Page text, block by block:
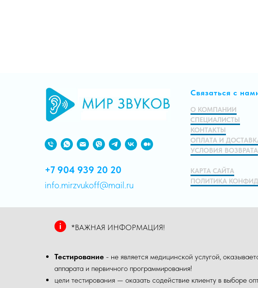
+7 904 939 20 20
info.mirzvukoff@mail.ru
Связаться с
О КОМПАНИИ
СПЕЦИАЛИСТЫ
КОНТАКТЫ
ОПЛАТА И
УСЛОВИЯ ВОЗВРАТА
КАРТА САЙТА
ПОЛИТИКА
*ВАЖНАЯ ИНФОРМАЦИЯ!
Тестирование - не является медицинской услугой,
аппарата и первичного программирования!
цели тестирования — оказать содействие клиенту в выборе